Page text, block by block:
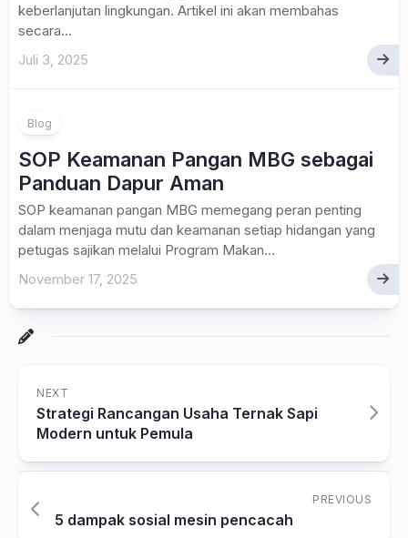
keberlanjutan lingkungan. Artikel ini akan membahas
secara...
Juli 3, 2025
Blog
SOP Keamanan Pangan MBG sebagai
Panduan Dapur Aman
SOP keamanan pangan MBG memegang peran penting
dalam menjaga mutu dan keamanan setiap hidangan yang
petugas sajikan melalui Program Makan...
November 17, 2025
NEXT
Strategi Rancangan Usaha Ternak Sapi
Modern untuk Pemula
PREVIOUS
5 dampak sosial mesin pencacah